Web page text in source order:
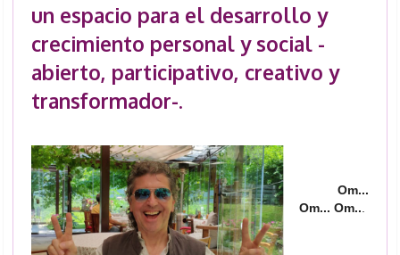
un espacio para el desarrollo y
crecimiento personal y social -
abierto, participativo, creativo y
transformador-.
Om...
Om... Om..